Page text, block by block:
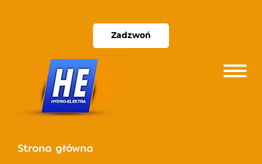
Zadzwoń
Strona główna